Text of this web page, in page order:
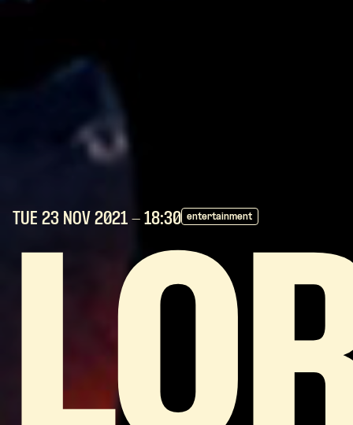
TUE 23 NOV 2021 - 18:30 entertainment